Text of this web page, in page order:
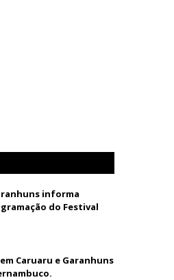
informa
do Festival
Caruaru e Garanhuns